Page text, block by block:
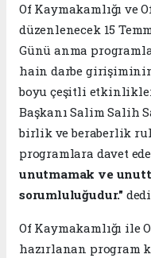
Of Kaymakamlığı ve
düzenlenecek 15
Günü anma
hain darbe
boyu çeşitli
Başkanı Salim Salih
birlik ve beraberlik
programlara davet
unutmamak ve
sorumluluğudur."
Of Kaymakamlığı ile
hazırlanan program